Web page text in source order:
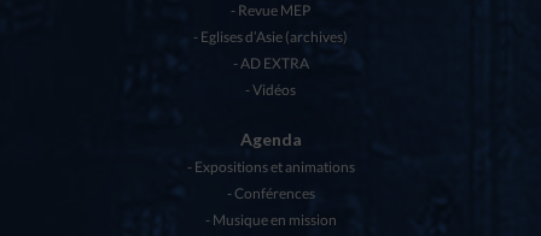
Revue MEP
Eglises d’Asie (archives)
AD EXTRA
Vidéos
Agenda
Expositions et animations
Conférences
Musique en mission